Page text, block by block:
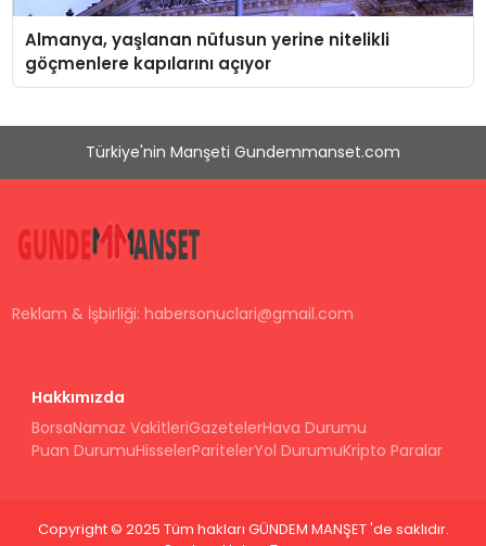
Almanya, yaşlanan nüfusun yerine nitelikli
göçmenlere kapılarını açıyor
Türkiye'nin Manşeti Gundemmanset.com
Reklam & İşbirliği:habersonuclari@gmail.com
Hakkımızda
BorsaNamaz VakitleriGazetelerHava Durumu
Puan DurumuHisselerParitelerYol DurumuKripto Paralar
Copyright © 2025 Tüm hakları GÜNDEM MANŞET 'de saklıdır.